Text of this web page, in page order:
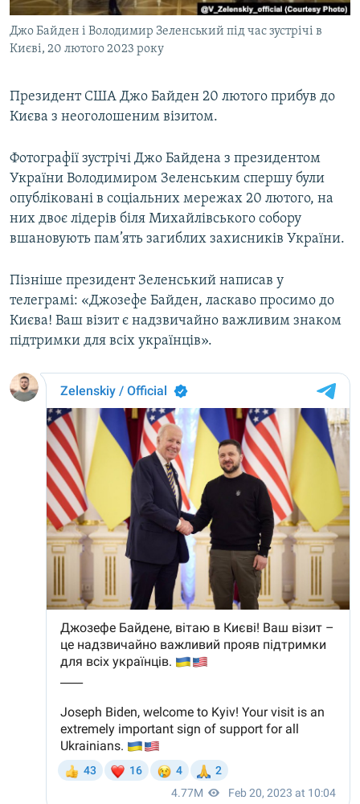
СВІДЧЕННЯ ОКУПАЦІЇ
УКРАЇНСЬКА ПРОБЛЕМА КРИМУ
Qırımtatar
Джо Байден і Володимир Зеленський під час зустрічі в
Києві, 20 лютого 2023 року
Президент США Джо Байден 20 лютого прибув до
Києва з неоголошеним візитом.
Фотографії зустрічі Джо Байдена з президентом
України Володимиром Зеленським спершу були
опубліковані в соціальних мережах 20 лютого, на
них двоє лідерів біля Михайлівського собору
вшановують пам’ять загиблих захисників України.
Пізніше президент Зеленський написав у
телеграмі: «Джозефе Байден, ласкаво просимо до
Києва! Ваш візит є надзвичайно важливим знаком
підтримки для всіх українців».